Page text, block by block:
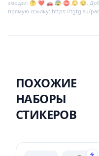
эмодзи: 🤔 ❤️ 🚗 😰 ⛔️ 😳 😒.
прямую ссылку: https://tgtg.su/
ПОХОЖИЕ
НАБОРЫ
СТИКЕРОВ